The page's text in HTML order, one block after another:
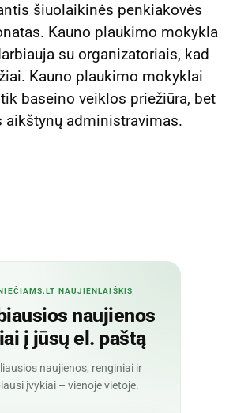
šiuolaikinės penkiakovės
Kauno plaukimo mokykla
su organizatoriais, kad
Kauno plaukimo mokyklai
baseino veiklos priežiūra, bet
aikštynų administravimas.
NAUJIENLAIŠKIS
naujienos
į jūsų el. paštą
naujienos, renginiai ir
įvykiai – vienoje vietoje.